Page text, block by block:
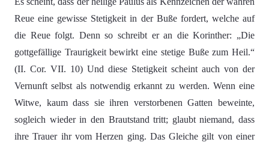
Reue eine gewisse Stetigkeit in der Buße fordert, welche auf
die Reue folgt. Denn so schreibt er an die Korinther: „Die
gottgefällige Traurigkeit bewirkt eine stetige Buße zum Heil.“
(II. Cor. VII. 10) Und diese Stetigkeit scheint auch von der
Vernunft selbst als notwendig erkannt zu werden. Wenn eine
Witwe, kaum dass sie ihren verstorbenen Gatten beweinte,
sogleich wieder in den Brautstand tritt; glaubt niemand, dass
ihre Trauer ihr vom Herzen ging. Das Gleiche gilt von einer